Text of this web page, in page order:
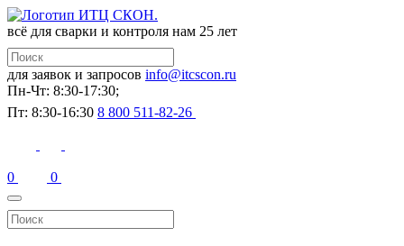
всё для сварки и контроля нам 25 лет
для заявок и запросов info@itcscon.ru
Пн-Чт: 8:30-17:30;
Пт: 8:30-16:30 8 800 511-82-26
0 0